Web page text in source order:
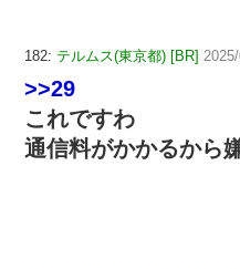
182: テルムス(東京都) [BR]
>>29
これですわ
通信料がかかるから